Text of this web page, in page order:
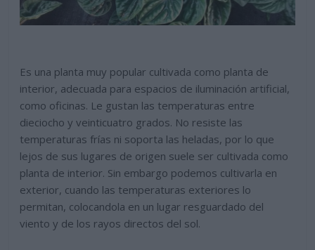
Es una planta muy popular cultivada como planta de
interior, adecuada para espacios de iluminación artificial,
como oficinas. Le gustan las temperaturas entre
dieciocho y veinticuatro grados. No resiste las
temperaturas frías ni soporta las heladas, por lo que
lejos de sus lugares de origen suele ser cultivada como
planta de interior. Sin embargo podemos cultivarla en
exterior, cuando las temperaturas exteriores lo
permitan, colocandola en un lugar resguardado del
viento y de los rayos directos del sol.